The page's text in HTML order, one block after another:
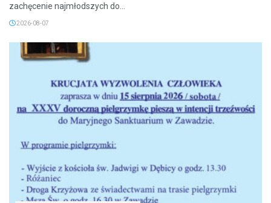
zachęcenie najmłodszych do...
2026-08-07